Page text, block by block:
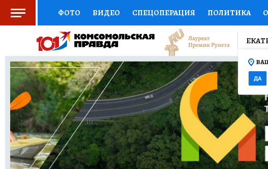
ФОТО ВИДЕО СПЕЦОПЕРАЦИЯ ПОЛИТИКА
СОЦПОДДЕРЖКА НАУКА СПОРТ КОЛУМНИСТЫ
ВЫБОР ЭКСПЕРТОВ ДОКТОР ФИНАНСЫ
КНИЖНАЯ ПОЛКА ПРОГНОЗЫ НА СПОРТ
ПРЕСС-ЦЕНТР НЕДВИЖИМОСТЬ ТЕЛЕВИЗОР
РАДИО КП ТЕСТЫ НОВОЕ НА САЙТЕ
ДА